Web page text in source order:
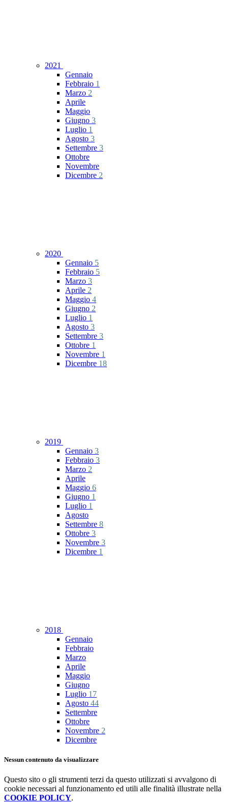
2021
Gennaio
Febbraio 1
Marzo 2
Aprile
Maggio
Giugno 3
Luglio 1
Agosto 3
Settembre 3
Ottobre
Novembre
Dicembre 2
2020
Gennaio 5
Febbraio 5
Marzo 3
Aprile 2
Maggio 4
Giugno 2
Luglio 1
Agosto 3
Settembre 3
Ottobre 1
Novembre 1
Dicembre 18
2019
Gennaio 3
Febbraio 3
Marzo 2
Aprile
Maggio 6
Giugno 1
Luglio 1
Agosto
Settembre 8
Ottobre 3
Novembre 3
Dicembre 1
2018
Gennaio
Febbraio
Marzo
Aprile
Maggio
Giugno
Luglio 17
Agosto 44
Settembre
Ottobre
Novembre 2
Dicembre
Nessun contenuto da visualizzare
Questo sito o gli strumenti terzi da questo utilizzati si avvalgono di
cookie necessari al funzionamento ed utili alle finalità illustrate nella
COOKIE POLICY.